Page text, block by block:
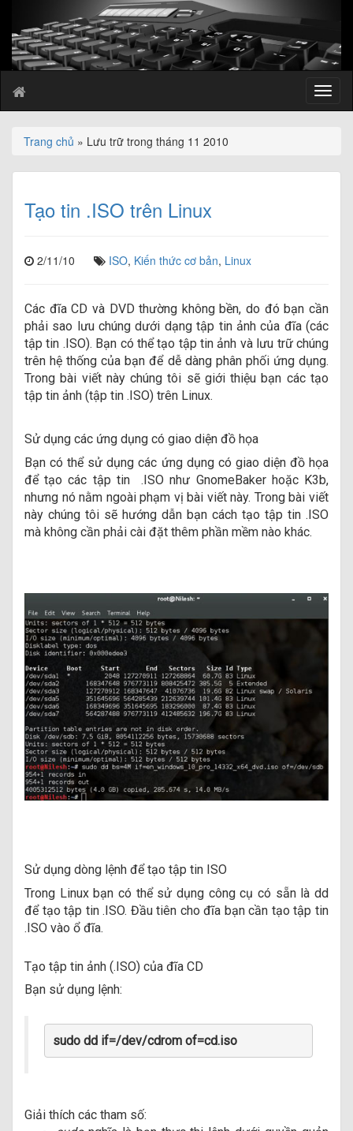
T
o
e
o
n
Trang chủ » Lưu trữ trong tháng 11 2010
Tạo tin .ISO trên Linux
2/11/10 ISO, Kiến thức cơ bản, Linux
Các đĩa CD và DVD thường không bền, do đó bạn cần
phải sao lưu chúng dưới dạng tập tin ảnh của đĩa (các
tập tin .ISO). Bạn có thể tạo tập tin ảnh và lưu trữ chúng
trên hệ thống của bạn để dễ dàng phân phối ứng dụng.
Trong bài viết này chúng tôi sẽ giới thiệu bạn các tạo
tập tin ảnh (tập tin .ISO) trên Linux.
Sử dụng các ứng dụng có giao diện đồ họa
Bạn có thể sử dụng các ứng dụng có giao diện đồ họa
để tạo các tập tin .ISO như GnomeBaker hoặc K3b,
nhưng nó nằm ngoài phạm vị bài viết này. Trong bài viết
này chúng tôi sẽ hướng dẫn bạn cách tạo tập tin .ISO
mà không cần phải cài đặt thêm phần mềm nào khác.
Sử dụng dòng lệnh để tạo tập tin ISO
Trong Linux bạn có thể sử dụng công cụ có sẵn là dd
để tạo tập tin .ISO. Đầu tiên cho đĩa bạn cần tạo tập tin
.ISO vào ổ đĩa.
Tạo tập tin ảnh (.ISO) của đĩa CD
Bạn sử dụng lệnh:
sudo dd if=/dev/cdrom of=cd.iso
Giải thích các tham số: